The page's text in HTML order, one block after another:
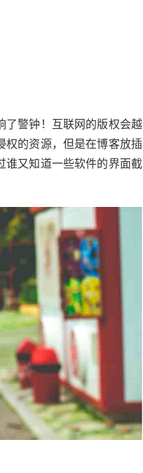
了警钟！互联网的版权会越
权的资源，但是在博客放插
谁又知道一些软件的界面截